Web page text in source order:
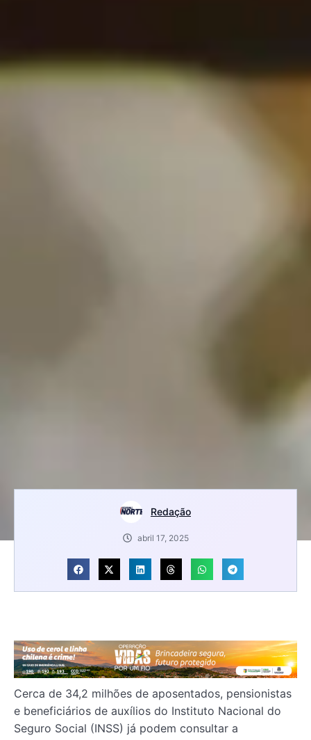
Redação
abril 17, 2025
Cerca de 34,2 milhões de aposentados, pensionistas
e beneficiários de auxílios do Instituto Nacional do
Seguro Social (INSS) já podem consultar a